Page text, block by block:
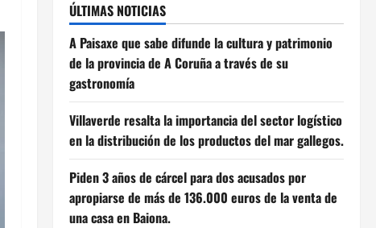
ÚLTIMAS NOTICIAS
A Paisaxe que sabe difunde la cultura y patrimonio
de la provincia de A Coruña a través de su
gastronomía
Villaverde resalta la importancia del sector logístico
en la distribución de los productos del mar gallegos.
Piden 3 años de cárcel para dos acusados por
apropiarse de más de 136.000 euros de la venta de
una casa en Baiona.